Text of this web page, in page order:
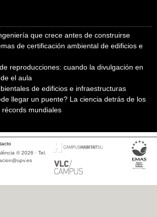
que crece antes de construirse
de certificación ambiental de edificios e
reproducciones: cuando la divulgación en
el aula
de edificios e infraestructuras
llegar un puente? La ciencia detrás de los
mundiales
© 2026 · Tel.